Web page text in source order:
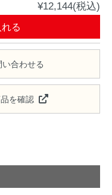
¥12,144(税込)
る
合わせる
を確認